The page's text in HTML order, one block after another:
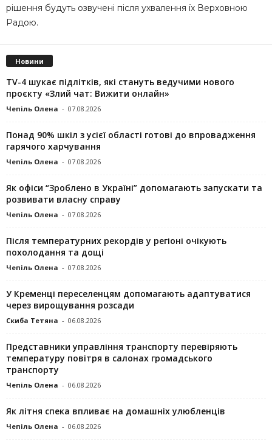
рішення будуть озвучені після ухвалення їх Верховною
Радою.
Новини
TV-4 шукає підлітків, які стануть ведучими нового
проєкту «Злий чат: Вижити онлайн»
Чепіль Олена - 07.08.2026
Понад 90% шкіл з усієї області готові до впровадження
гарячого харчування
Чепіль Олена - 07.08.2026
Як офіси “Зроблено в Україні” допомагають запускaти та
розвивати власну справу
Чепіль Олена - 07.08.2026
Після температурних рекордів у регіоні очікують
похолодання та дощі
Чепіль Олена - 07.08.2026
У Кременці переселенцям допомагають адаптуватися
через вирощування розсади
Скиба Тетяна - 06.08.2026
Представники управління транспорту перевіряють
температуру повітря в салонах громадського
транспорту
Чепіль Олена - 06.08.2026
Як літня спека впливає на домашніх улюбленців
Чепіль Олена - 06.08.2026